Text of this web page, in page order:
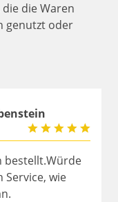
die Waren
genutzt oder
bestellt.Würde
wie